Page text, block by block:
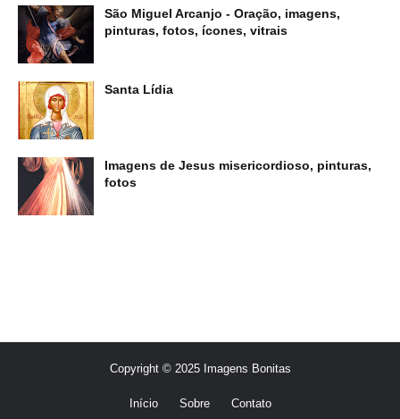
São Miguel Arcanjo - Oração, imagens,
pinturas, fotos, ícones, vitrais
Santa Lídia
Imagens de Jesus misericordioso, pinturas,
fotos
Copyright © 2025 Imagens Bonitas
Início Sobre Contato